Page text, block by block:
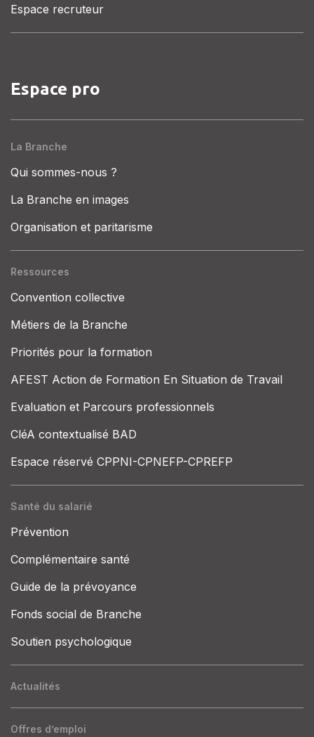
Espace recruteur
Espace pro
La Branche
Qui sommes-nous ?
La Branche en images
Organisation et paritarisme
Ressources
Convention collective
Métiers de la Branche
Priorités pour la formation
AFEST Action de Formation En Situation de Travail
Evaluation et Parcours professionnels
CléA contextualisé BAD
Espace réservé CPPNI-CPNEFP-CPREFP
Santé du salarié
Prévention
Complémentaire santé
Guide de la prévoyance
Fonds social de Branche
Soutien psychologique
Actualités
Offres d’emploi